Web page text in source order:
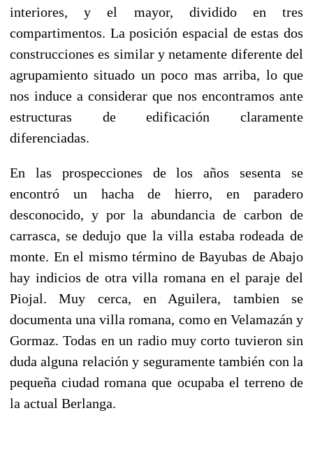
interiores, y el mayor, dividido en tres
compartimentos. La posición espacial de estas dos
construcciones es similar y netamente diferente del
agrupamiento situado un poco mas arriba, lo que
nos induce a considerar que nos encontramos ante
estructuras de edificación claramente
diferenciadas.
En las prospecciones de los años sesenta se
encontró un hacha de hierro, en paradero
desconocido, y por la abundancia de carbon de
carrasca, se dedujo que la villa estaba rodeada de
monte. En el mismo término de Bayubas de Abajo
hay indicios de otra villa romana en el paraje del
Piojal. Muy cerca, en Aguilera, tambien se
documenta una villa romana, como en Velamazán y
Gormaz. Todas en un radio muy corto tuvieron sin
duda alguna relación y seguramente también con la
pequeña ciudad romana que ocupaba el terreno de
la actual Berlanga.